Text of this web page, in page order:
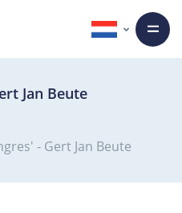
Jan Beute
- Gert Jan Beute